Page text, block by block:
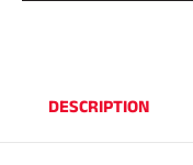
DESCRIPTION